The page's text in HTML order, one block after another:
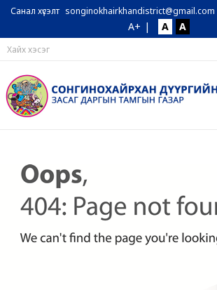
Санал хүсэлт songinokhairkhandistrict@gmail.com
A+ | A A